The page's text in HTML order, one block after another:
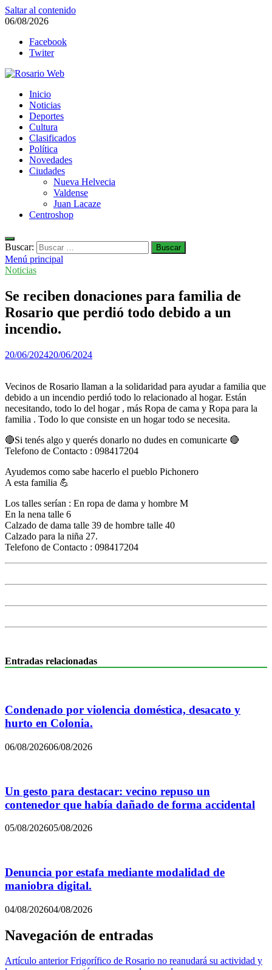
Saltar al contenido
06/08/2026
Facebook
Twiter
Rosario Web
Todas la noticias de Rosario y la zona
Inicio
Noticias
Deportes
Cultura
Clasificados
Política
Novedades
Ciudades
Nueva Helvecia
Valdense
Juan Lacaze
Centroshop
Buscar:
Menú principal
Noticias
Se reciben donaciones para familia de
Rosario que perdió todo debido a un
incendio.
20/06/202420/06/2024
Vecinos de Rosario llaman a la solidaridad para ayudar a familia que
debido a un incendio perdió todo lo relacionado al hogar. Están
necesitando, todo lo del hogar , más Ropa de cama y Ropa para la
familia . Todo lo que consiste en un hogar todo se necesita.
🔴Si tenés algo y querés donarlo no dudes en comunicarte 🔴
Telefono de Contacto : 098417204
Ayudemos como sabe hacerlo el pueblo Pichonero
A esta familia 💪
Los talles serían : En ropa de dama y hombre M
En la nena talle 6
Calzado de dama talle 39 de hombre talle 40
Calzado para la niña 27.
Telefono de Contacto : 098417204
Entradas relacionadas
Condenado por violencia doméstica, desacato y
hurto en Colonia.
06/08/202606/08/2026
Un gesto para destacar: vecino repuso un
contenedor que había dañado de forma accidental
05/08/202605/08/2026
Denuncia por estafa mediante modalidad de
maniobra digital.
04/08/202604/08/2026
Navegación de entradas
Artículo anterior Frigorífico de Rosario no reanudará su actividad y